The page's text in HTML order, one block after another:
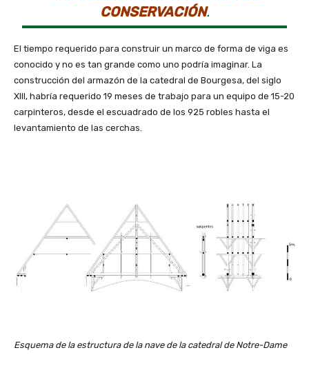
CONSERVACIÓN.
El tiempo requerido para construir un marco de forma de viga es
conocido y no es tan grande como uno podría imaginar. La
construcción del armazón de la catedral de Bourgesa, del siglo
XIII, habría requerido 19 meses de trabajo para un equipo de 15-20
carpinteros, desde el escuadrado de los 925 robles hasta el
levantamiento de las cerchas.
Esquema de la estructura de la nave de la catedral de Notre-Dame